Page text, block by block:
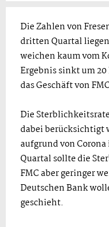
Die Zahlen von
dritten Quartal
weichen kaum vom
Ergebnis sinkt um
das Geschäft von
Die
dabei berücksichtigt
aufgrund von
Quartal sollte die
FMC aber geringer
Deutschen Bank
geschieht.